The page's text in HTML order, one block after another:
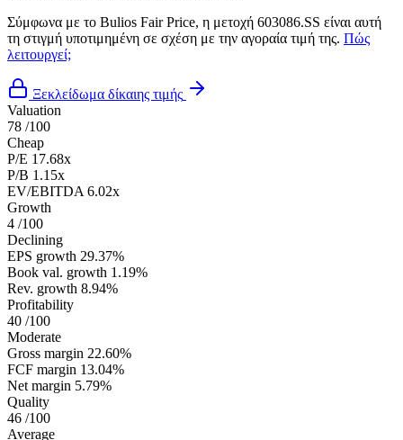
Σύμφωνα με το Bulios Fair Price, η μετοχή 603086.SS είναι αυτή
τη στιγμή υποτιμημένη σε σχέση με την αγοραία τιμή της. Πώς
λειτουργεί;
Ξεκλείδωμα δίκαιης τιμής
Valuation
78 /100
Cheap
P/E 17.68x
P/B 1.15x
EV/EBITDA 6.02x
Growth
4 /100
Declining
EPS growth 29.37%
Book val. growth 1.19%
Rev. growth 8.94%
Profitability
40 /100
Moderate
Gross margin 22.60%
FCF margin 13.04%
Net margin 5.79%
Quality
46 /100
Average